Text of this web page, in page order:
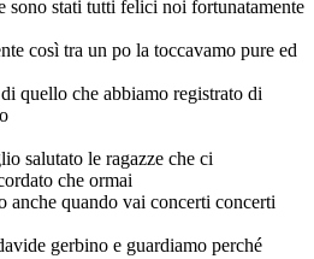
sono stati tutti felici noi fortunatamente
così tra un po la toccavamo pure ed
quello che abbiamo registrato di
salutato le ragazze che ci
che ormai
anche quando vai concerti concerti
gerbino e guardiamo perché